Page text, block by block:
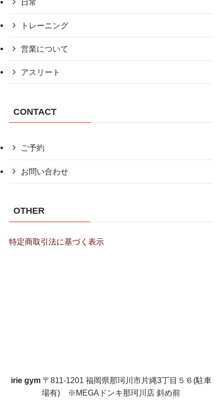
日常
トレーニング
営業について
アスリート
CONTACT
ご予約
お問い合わせ
OTHER
特定商取引法に基づく表示
irie gym〒811-1201 福岡県那珂川市片縄3丁目５６(駐車
場有) ※MEGAドンキ那珂川店 斜め前